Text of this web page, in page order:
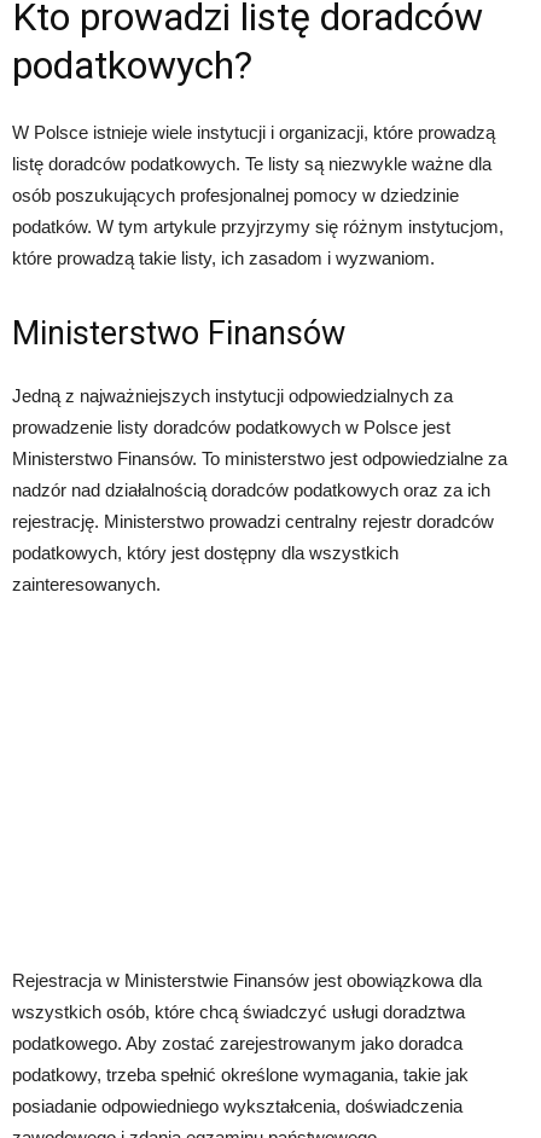
Kto prowadzi listę doradców
podatkowych?
W Polsce istnieje wiele instytucji i organizacji, które prowadzą
listę doradców podatkowych. Te listy są niezwykle ważne dla
osób poszukujących profesjonalnej pomocy w dziedzinie
podatków. W tym artykule przyjrzymy się różnym instytucjom,
które prowadzą takie listy, ich zasadom i wyzwaniom.
Ministerstwo Finansów
Jedną z najważniejszych instytucji odpowiedzialnych za
prowadzenie listy doradców podatkowych w Polsce jest
Ministerstwo Finansów. To ministerstwo jest odpowiedzialne za
nadzór nad działalnością doradców podatkowych oraz za ich
rejestrację. Ministerstwo prowadzi centralny rejestr doradców
podatkowych, który jest dostępny dla wszystkich
zainteresowanych.
Rejestracja w Ministerstwie Finansów jest obowiązkowa dla
wszystkich osób, które chcą świadczyć usługi doradztwa
podatkowego. Aby zostać zarejestrowanym jako doradca
podatkowy, trzeba spełnić określone wymagania, takie jak
posiadanie odpowiedniego wykształcenia, doświadczenia